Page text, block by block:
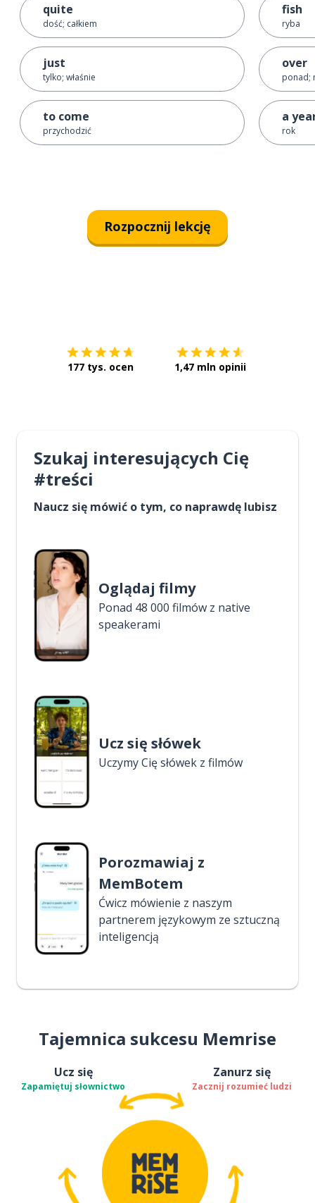
quite
dość; całkiem
just
tylko; właśnie
to come
przychodzić
fish
ryba
over
ponad;
a
rok
Rozpocznij lekcję
177 tys. ocen 1,47 mln opinii
Szukaj interesujących Cię
#treści
Naucz się mówić o tym, co naprawdę lubisz
Oglądaj filmy
Ponad 48 000 filmów z native
speakerami
Ucz się słówek
Uczymy Cię słówek z filmów
Porozmawiaj z
MemBotem
Ćwicz mówienie z naszym
partnerem językowym ze sztuczną
inteligencją
Tajemnica sukcesu Memrise
Ucz się
Zapamiętuj słownictwo
Zanurz się
Zacznij rozumieć ludzi